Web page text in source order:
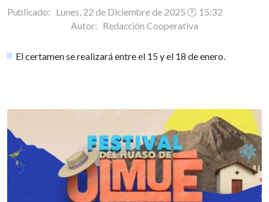
Publicado: Lunes, 22 de Diciembre de 2025 🕐 15:32
Autor: Redacción Cooperativa
El certamen se realizará entre el 15 y el 18 de enero.